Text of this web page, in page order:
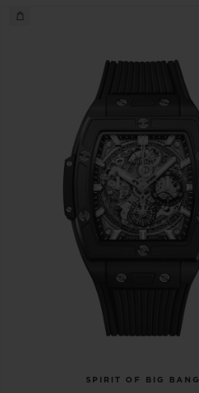
SPIRIT OF BIG BANG